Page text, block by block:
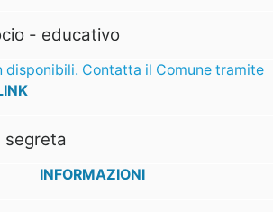
- educativo
disponibili. Contatta il Comune tramite
segreta
INFORMAZIONI